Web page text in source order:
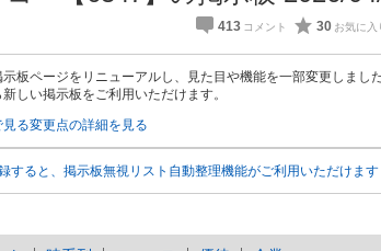
413 30
板ページをリニューアルし、見た目や機能を一部変更しました
しい掲示板をご利用いただけます。
る変更点の詳細を見る
すると、掲示板無視リスト自動整理機能がご利用いただけます